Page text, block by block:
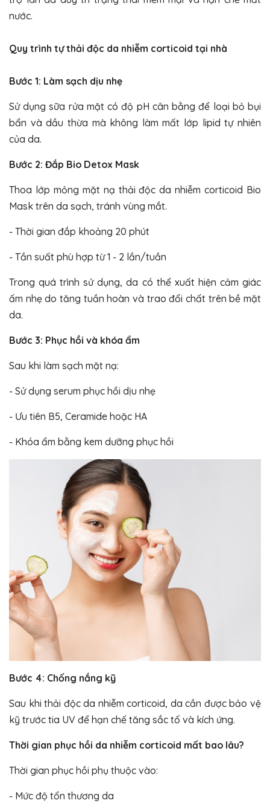
nước.
Quy trình tự thải độc da nhiễm corticoid tại nhà
Bước 1: Làm sạch dịu nhẹ
Sử dụng sữa rửa mặt có độ pH cân bằng để loại bỏ bụi
bẩn và dầu thừa mà không làm mất lớp lipid tự nhiên
của da.
Bước 2: Đắp Bio Detox Mask
Thoa lớp mỏng mặt nạ thải độc da nhiễm corticoid Bio
Mask trên da sạch, tránh vùng mắt.
- Thời gian đắp khoảng 20 phút
- Tần suất phù hợp từ 1 - 2 lần/tuần
Trong quá trình sử dụng, da có thể xuất hiện cảm giác
ấm nhẹ do tăng tuần hoàn và trao đổi chất trên bề mặt
da.
Bước 3: Phục hồi và khóa ẩm
Sau khi làm sạch mặt nạ:
- Sử dụng serum phục hồi dịu nhẹ
- Ưu tiên B5, Ceramide hoặc HA
- Khóa ẩm bằng kem dưỡng phục hồi
Bước 4: Chống nắng kỹ
Sau khi thải độc da nhiễm corticoid, da cần được bảo vệ
kỹ trước tia UV để hạn chế tăng sắc tố và kích ứng.
Thời gian phục hồi da nhiễm corticoid mất bao lâu?
Thời gian phục hồi phụ thuộc vào:
- Mức độ tổn thương da